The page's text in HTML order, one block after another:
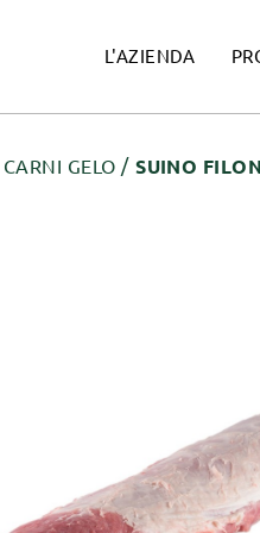
L'AZIENDA
CARNI GELO SUINO